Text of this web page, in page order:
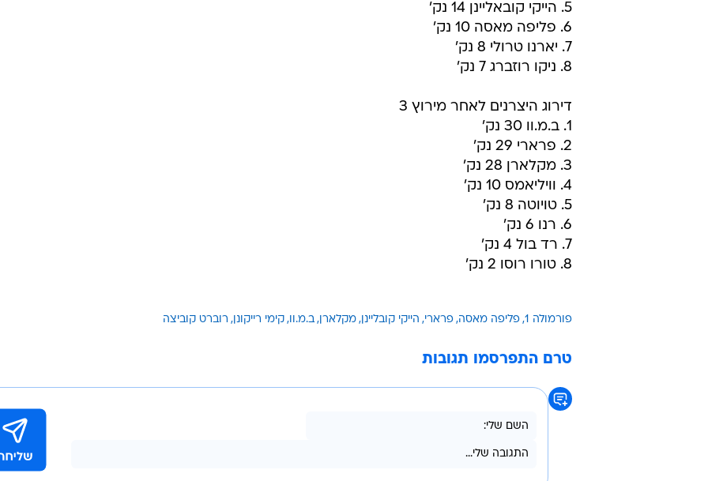
5. הייקי קובאליינן 14 נק'
6. פליפה מאסה 10 נק'
7. יארנו טרולי 8 נק'
8. ניקו רוזברג 7 נק'
דירוג היצרנים לאחר מירוץ 3
1. ב.מ.וו 30 נק'
2. פרארי 29 נק'
3. מקלארן 28 נק'
4. וויליאמס 10 נק'
5. טויוטה 8 נק'
6. רנו 6 נק'
7. רד בול 4 נק'
8. טורו רוסו 2 נק'
פורמולה 1 פליפה מאסה פרארי הייקי קובליינן מקלארן ב.מ.וו קימי רייקונן רוברט קוביצה
טרם התפרסמו תגובות